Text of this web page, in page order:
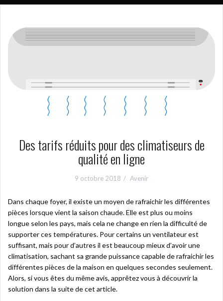
Des tarifs réduits pour des climatiseurs de
qualité en ligne
9 octobre 2018 Avenir
Dans chaque foyer, il existe un moyen de rafraichir les différentes
pièces lorsque vient la saison chaude. Elle est plus ou moins
longue selon les pays, mais cela ne change en rien la difficulté de
supporter ces températures. Pour certains un ventilateur est
suffisant, mais pour d’autres il est beaucoup mieux d’avoir une
climatisation, sachant sa grande puissance capable de rafraichir les
différentes pièces de la maison en quelques secondes seulement.
Alors, si vous êtes du même avis, apprêtez vous à découvrir la
solution dans la suite de cet article.